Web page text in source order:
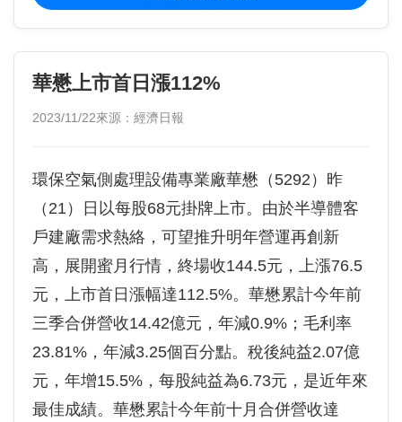
華懋上市首日漲112%
2023/11/22來源：經濟日報
環保空氣側處理設備專業廠華懋（5292）昨
（21）日以每股68元掛牌上市。由於半導體客
戶建廠需求熱絡，可望推升明年營運再創新
高，展開蜜月行情，終場收144.5元，上漲76.5
元，上市首日漲幅達112.5%。華懋累計今年前
三季合併營收14.42億元，年減0.9%；毛利率
23.81%，年減3.25個百分點。稅後純益2.07億
元，年增15.5%，每股純益為6.73元，是近年來
最佳成績。華懋累計今年前十月合併營收達